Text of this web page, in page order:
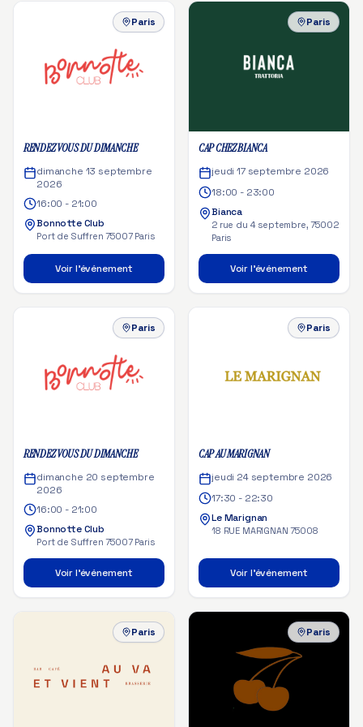
Paris
RENDEZ VOUS DU DIMANCHE
dimanche 13 septembre
2026
16:00 - 21:00
Bonnotte Club
Port de Suffren 75007 Paris
Voir l'événement
Paris
CAP CHEZ BIANCA
jeudi 17 septembre 2026
18:00 - 23:00
Bianca
2 rue du 4 septembre, 75002
Paris
Voir l'événement
Paris
RENDEZ VOUS DU DIMANCHE
dimanche 20 septembre
2026
16:00 - 21:00
Bonnotte Club
Port de Suffren 75007 Paris
Voir l'événement
Paris
CAP AU MARIGNAN
jeudi 24 septembre 2026
17:30 - 22:30
Le Marignan
18 RUE MARIGNAN 75008
Voir l'événement
Paris Paris